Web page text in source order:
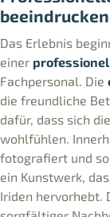
Das Erlebnis
einer
Fachpersonal. Die
die freundliche
dafür, dass sich
wohlfühlen.
fotografiert und
ein Kunstwerk,
Iriden hervorhebt.